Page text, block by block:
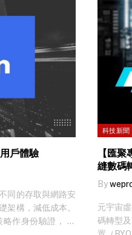
戶體驗
同的存取與網路安
架構，減低成本。
作身份驗證， 讓
科技新聞
【匯
縫數碼
By
元宇宙
碼轉型